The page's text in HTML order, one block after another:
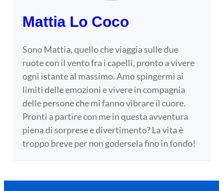
Mattia Lo Coco
Sono Mattia, quello che viaggia sulle due
ruote con il vento fra i capelli, pronto a vivere
ogni istante al massimo. Amo spingermi ai
limiti delle emozioni e vivere in compagnia
delle persone che mi fanno vibrare il cuore.
Pronti a partire con me in questa avventura
piena di sorprese e divertimento? La vita è
troppo breve per non godersela fino in fondo!